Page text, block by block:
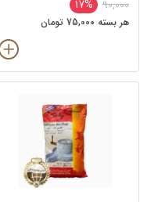
پودینگ، حلوای سمولینا)
90,000
17%
هر بسته 75,000 تومان